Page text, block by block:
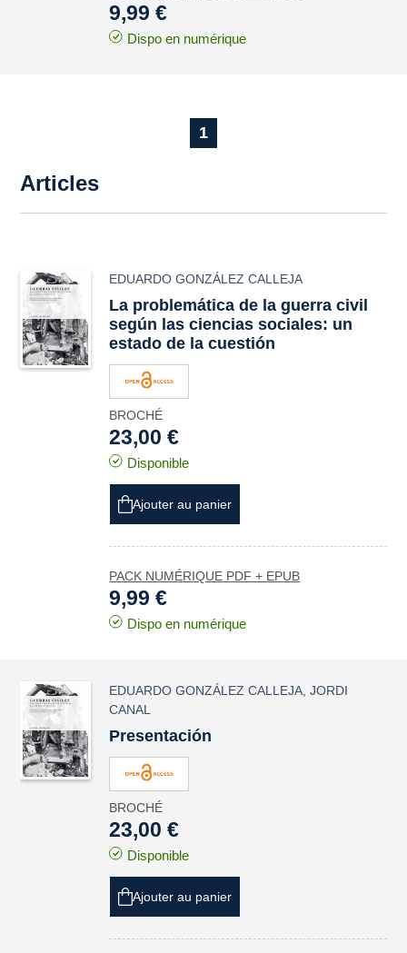
9,99 €
Dispo en numérique
1
Articles
EDUARDO GONZÁLEZ CALLEJA
La problemática de la guerra civil
según las ciencias sociales: un
estado de la cuestión
BROCHÉ
23,00 €
Disponible
Ajouter au panier
PACK NUMÉRIQUE PDF + EPUB
9,99 €
Dispo en numérique
EDUARDO GONZÁLEZ CALLEJA ,JORDI
CANAL
Presentación
BROCHÉ
23,00 €
Disponible
Ajouter au panier